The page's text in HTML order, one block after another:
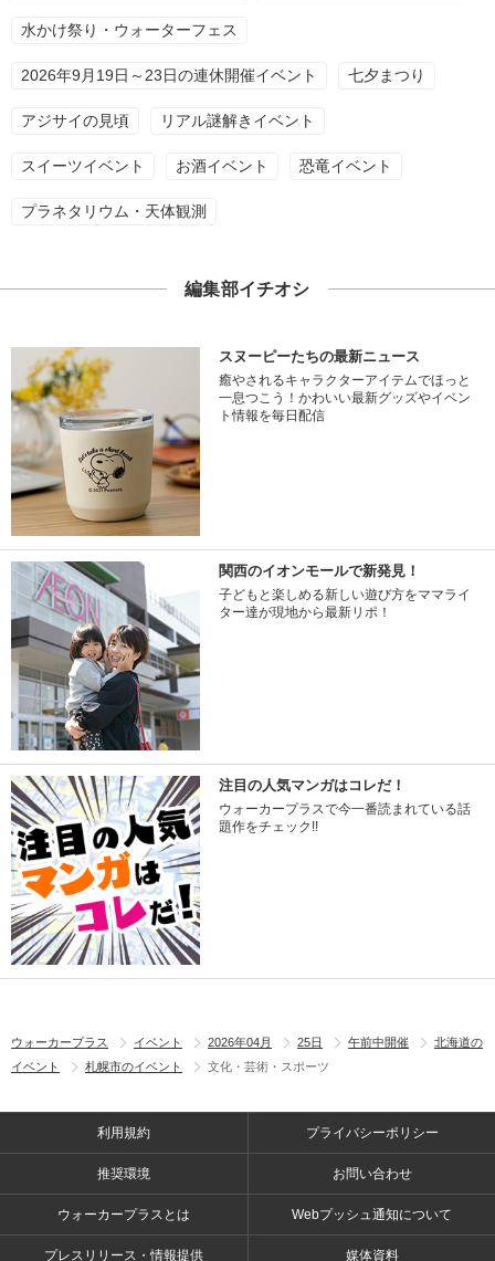
水かけ祭り・ウォーターフェス
2026年9月19日～23日の連休開催イベント 七夕まつり
アジサイの見頃 リアル謎解きイベント
スイーツイベント お酒イベント 恐竜イベント
プラネタリウム・天体観測
編集部イチオシ
スヌーピーたちの最新ニュース
癒やされるキャラクターアイテムでほっと
一息つこう！かわいい最新グッズやイベン
ト情報を毎日配信
関西のイオンモールで新発見！
子どもと楽しめる新しい遊び方をママライ
ター達が現地から最新リポ！
注目の人気マンガはコレだ！
ウォーカープラスで今一番読まれている話
題作をチェック!!
ウォーカープラス イベント 2026年04月 25日 午前中開催
北海道の
イベント
札幌市のイベント 文化・芸術・スポーツ
利用規約 プライバシーポリシー
推奨環境 お問い合わせ
ウォーカープラスとは Webプッシュ通知について
プレスリリース・情報提供 媒体資料